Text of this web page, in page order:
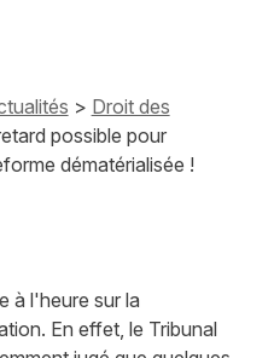
> Droit des
possible pour
dématérialisée !
à l'heure sur la
En effet, le Tribunal